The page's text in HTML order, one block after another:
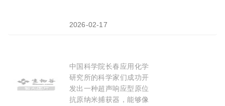
2026-02-17
纳米“特工”深入肿瘤捕抗原
中国科学院长春应用化学
研究所的科学家们成功开
发出一种超声响应型原位
抗原纳米捕获器，能够像